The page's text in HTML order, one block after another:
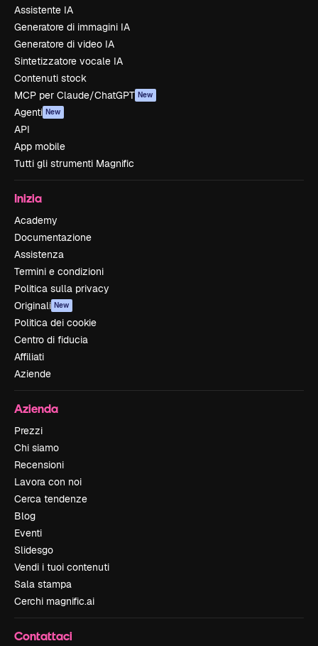
Assistente IA
Generatore di immagini IA
Generatore di video IA
Sintetizzatore vocale IA
Contenuti stock
MCP per Claude/ChatGPT New
Agenti New
API
App mobile
Tutti gli strumenti Magnific
Inizia
Academy
Documentazione
Assistenza
Termini e condizioni
Politica sulla privacy
Originali New
Politica dei cookie
Centro di fiducia
Affiliati
Aziende
Azienda
Prezzi
Chi siamo
Recensioni
Lavora con noi
Cerca tendenze
Blog
Eventi
Slidesgo
Vendi i tuoi contenuti
Sala stampa
Cerchi magnific.ai
Contattaci